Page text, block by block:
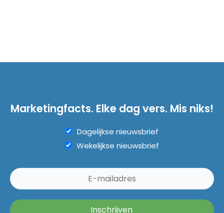
Marketingfacts. Elke dag vers. Mis niks!
Dagelijkse nieuwsbrief
Wekelijkse nieuwsbrief